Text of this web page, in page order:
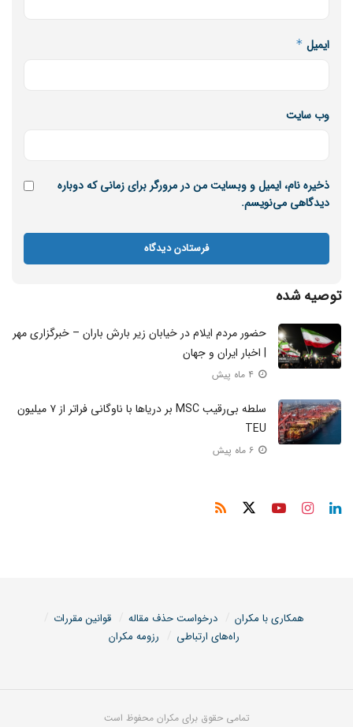
ایمیل *
وب‌ سایت
ذخیره نام، ایمیل و وبسایت من در مرورگر برای زمانی که دوباره
دیدگاهی می‌نویسم.
توصیه شده
حضور مردم ایلام در خیابان زیر بارش باران – خبرگزاری مهر
| اخبار ایران و جهان
سلطه بی‌رقیب MSC بر دریا‌ها با ناوگانی فراتر از ۷ میلیون
TEU
همکاری با مکران درخواست حذف مقاله
قوانین مقررات
راه‌های ارتباطی
رزومه مکران
تمامی حقوق برای مکران محفوظ است